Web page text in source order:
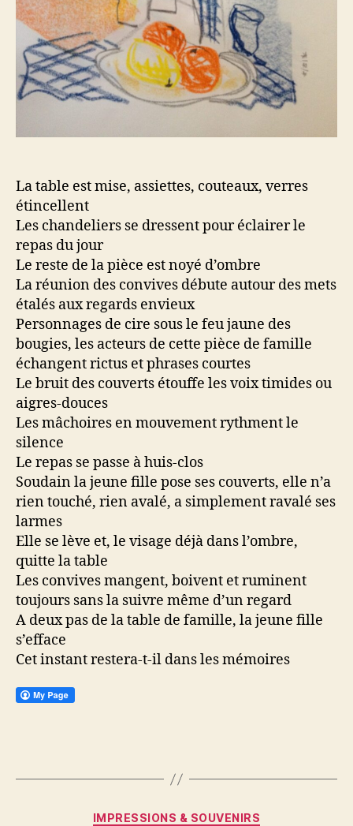
La table est mise, assiettes, couteaux, verres
étincellent
Les chandeliers se dressent pour éclairer le
repas du jour
Le reste de la pièce est noyé d’ombre
La réunion des convives débute autour des mets
étalés aux regards envieux
Personnages de cire sous le feu jaune des
bougies, les acteurs de cette pièce de famille
échangent rictus et phrases courtes
Le bruit des couverts étouffe les voix timides ou
aigres-douces
Les mâchoires en mouvement rythment le
silence
Le repas se passe à huis-clos
Soudain la jeune fille pose ses couverts, elle n’a
rien touché, rien avalé, a simplement ravalé ses
larmes
Elle se lève et, le visage déjà dans l’ombre,
quitte la table
Les convives mangent, boivent et ruminent
toujours sans la suivre même d’un regard
A deux pas de la table de famille, la jeune fille
s’efface
Cet instant restera-t-il dans les mémoires
Catégories
IMPRESSIONS & SOUVENIRS